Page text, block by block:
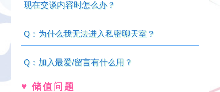
现在交谈内容时怎么办？
Q：为什么我无法进入私密聊天室？
Q：加入最爱/留言有什么用？
♥ 储值问题